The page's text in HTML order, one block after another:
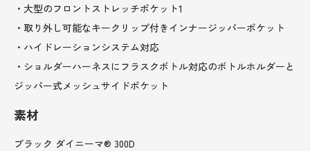
・大型のフロントストレッチポケット1
・取り外し可能なキークリップ付きインナージッパーポケット
・ハイドレーションシステム対応
・ショルダーハーネスにフラスクボトル対応のボトルホルダーと
ジッパー式メッシュサイドポケット
素材
ブラック ダイニーマ® 300D